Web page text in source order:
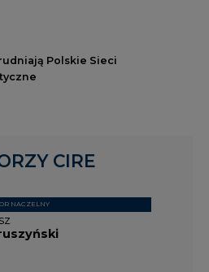
Polskie Sieci
NACZELNY
CIRE